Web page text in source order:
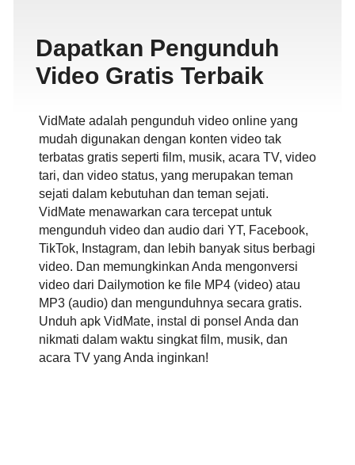
Dapatkan Pengunduh
Video Gratis Terbaik
VidMate adalah pengunduh video online yang
mudah digunakan dengan konten video tak
terbatas gratis seperti film, musik, acara TV, video
tari, dan video status, yang merupakan teman
sejati dalam kebutuhan dan teman sejati.
VidMate menawarkan cara tercepat untuk
mengunduh video dan audio dari YT, Facebook,
TikTok, Instagram, dan lebih banyak situs berbagi
video. Dan memungkinkan Anda mengonversi
video dari Dailymotion ke file MP4 (video) atau
MP3 (audio) dan mengunduhnya secara gratis.
Unduh apk VidMate, instal di ponsel Anda dan
nikmati dalam waktu singkat film, musik, dan
acara TV yang Anda inginkan!